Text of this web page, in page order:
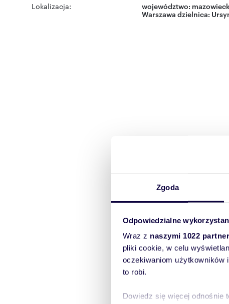
Zgoda
Odpowiedzialne
Wraz z naszymi 1022
pliki cookie, w celu
oczekiwaniom użytkowników
to robi.
Dowiedz się więcej odnośnie
Lokalizacja: województwo:
Warszawa dzielnica: